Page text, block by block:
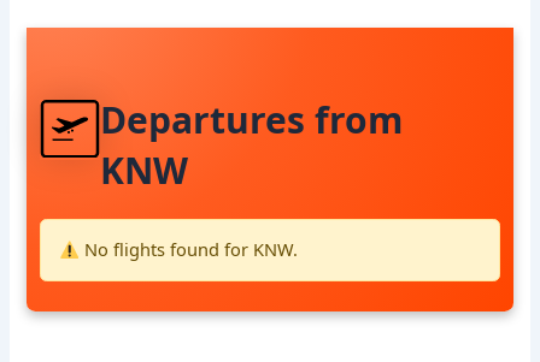
Departures from
KNW
No flights found for KNW.